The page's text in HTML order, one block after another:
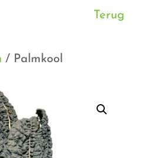
Terug
/ Palmkool